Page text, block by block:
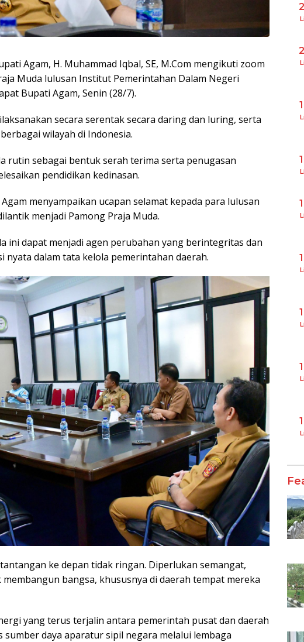
Agam, H. Muhammad Iqbal, SE, M.Com mengikuti zoom
Muda lulusan Institut Pemerintahan Dalam Negeri
Bupati Agam, Senin (28/7).
secara serentak secara daring dan luring, serta
wilayah di Indonesia.
rutin sebagai bentuk serah terima serta penugasan
pendidikan kedinasan.
menyampaikan ucapan selamat kepada para lulusan
menjadi Pamong Praja Muda.
ini dapat menjadi agen perubahan yang berintegritas dan
dalam tata kelola pemerintahan daerah.
ke depan tidak ringan. Diperlukan semangat,
bangsa, khususnya di daerah tempat mereka
yang terus terjalin antara pemerintah pusat dan daerah
daya aparatur sipil negara melalui lembaga